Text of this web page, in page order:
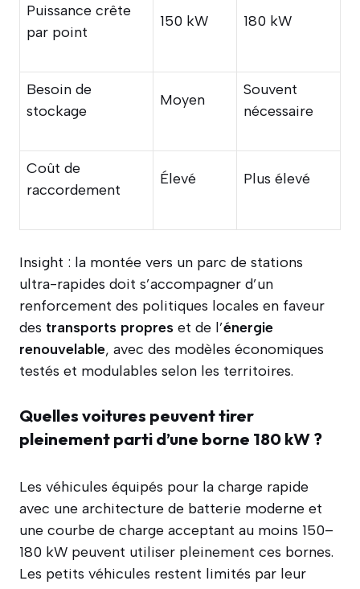
Puissance crête
par point
150 kW 180 kW
Besoin de
stockage
Moyen
Souvent
nécessaire
Coût de
raccordement
Élevé Plus élevé
Insight : la montée vers un parc de stations
ultra-rapides doit s’accompagner d’un
renforcement des politiques locales en faveur
des transports propres et de l’énergie
renouvelable, avec des modèles économiques
testés et modulables selon les territoires.
Quelles voitures peuvent tirer
pleinement parti d’une borne 180 kW ?
Les véhicules équipés pour la charge rapide
avec une architecture de batterie moderne et
une courbe de charge acceptant au moins 150–
180 kW peuvent utiliser pleinement ces bornes.
Les petits véhicules restent limités par leur